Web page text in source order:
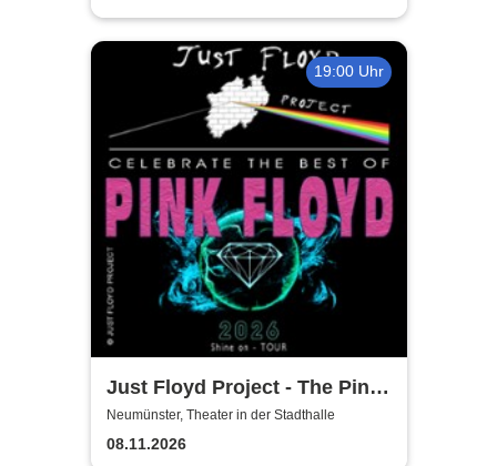
19:00 Uhr
Just Floyd Project - The Pink
Floyd Tribute Show
Neumünster, Theater in der Stadthalle
08.11.2026